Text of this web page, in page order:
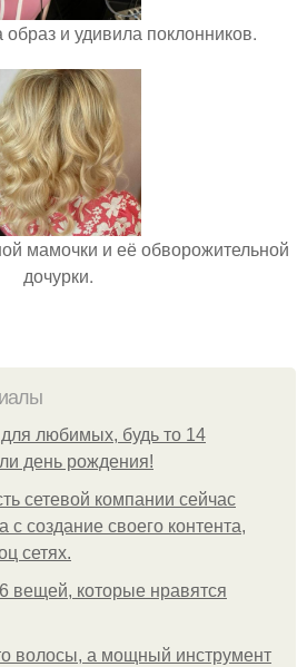
и удивила поклонников.
мамочки и её обворожительной
дочурки.
любимых, будь то 14
день рождения!
сетевой компании сейчас
с создание своего контента,
сетях.
вещей, которые нравятся
волосы, а мощный инструмент